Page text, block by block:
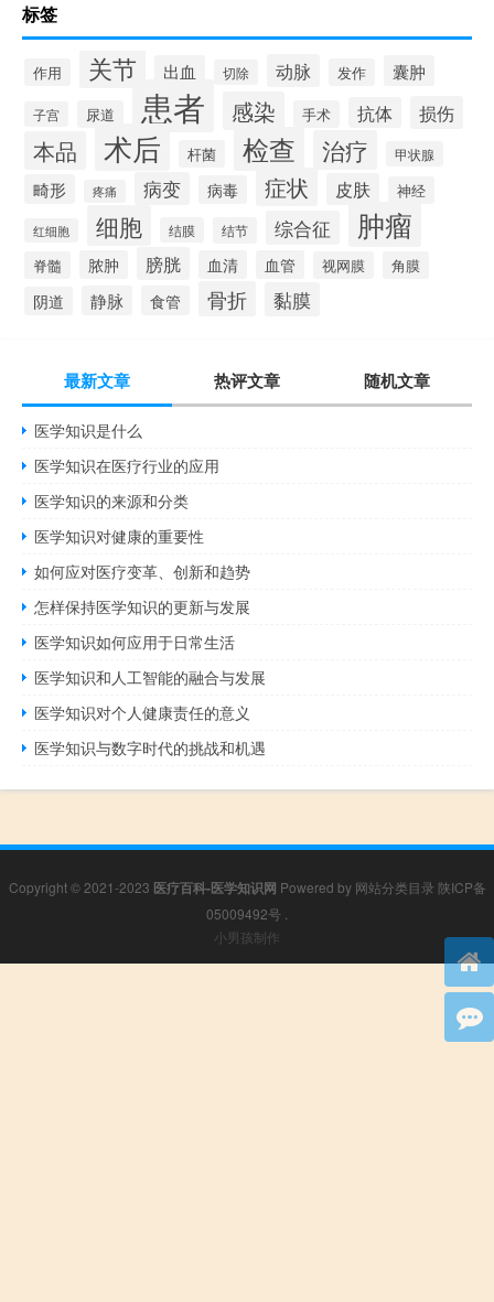
标签
作用 关节 出血 切除 动脉 发作 囊肿
子宫 尿道 患者 感染 手术 抗体 损伤
本品 术后 杆菌 检查 治疗 甲状腺
畸形 疼痛 病变 病毒 症状 皮肤 神经
红细胞 细胞 结膜 结节 综合征 肿瘤
脊髓 脓肿 膀胱 血清 血管 视网膜 角膜
阴道 静脉 食管 骨折 黏膜
最新文章 热评文章 随机文章
医学知识是什么
医学知识在医疗行业的应用
医学知识的来源和分类
医学知识对健康的重要性
如何应对医疗变革、创新和趋势
怎样保持医学知识的更新与发展
医学知识如何应用于日常生活
医学知识和人工智能的融合与发展
医学知识对个人健康责任的意义
医学知识与数字时代的挑战和机遇
Copyright © 2021-2023 医疗百科-医学知识网 Powered by 网站分类目录 陕ICP备
05009492号
小男孩制作